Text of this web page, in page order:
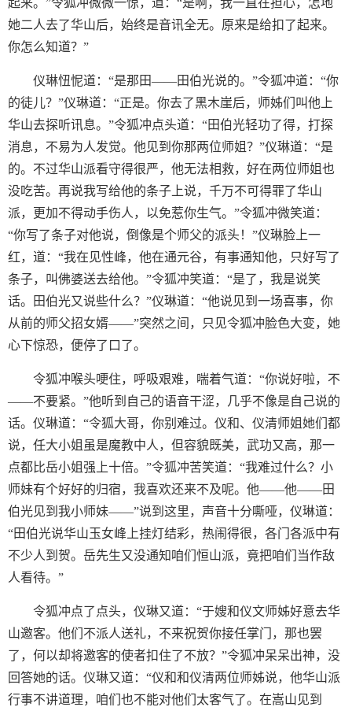
起来。”令狐冲微微一惊，道：“是啊，我一直在担心，怎地
她二人去了华山后，始终是音讯全无。原来是给扣了起来。
你怎么知道？”
仪琳忸怩道：“是那田——田伯光说的。”令狐冲道：“你
的徒儿？”仪琳道：“正是。你去了黑木崖后，师姊们叫他上
华山去探听讯息。”令狐冲点头道：“田伯光轻功了得，打探
消息，不易为人发觉。他见到你那两位师姐？”仪琳道：“是
的。不过华山派看守得很严，他无法相救，好在两位师姐也
没吃苦。再说我写给他的条子上说，千万不可得罪了华山
派，更加不得动手伤人，以免惹你生气。”令狐冲微笑道：
“你写了条子对他说，倒像是个师父的派头！”仪琳脸上一
红，道：“我在见性峰，他在通元谷，有事通知他，只好写了
条子，叫佛婆送去给他。”令狐冲笑道：“是了，我是说笑
话。田伯光又说些什么？”仪琳道：“他说见到一场喜事，你
从前的师父招女婿——”突然之间，只见令狐冲脸色大变，她
心下惊恐，便停了口了。
令狐冲喉头哽住，呼吸艰难，喘着气道：“你说好啦，不
——不要紧。”他听到自己的语音干涩，几乎不像是自己说的
话。仪琳道：“令狐大哥，你别难过。仪和、仪清师姐她们都
说，任大小姐虽是魔教中人，但容貌既美，武功又高，那一
点都比岳小姐强上十倍。”令狐冲苦笑道：“我难过什么？小
师妹有个好好的归宿，我喜欢还来不及呢。他——他——田
伯光见到我小师妹——”说到这里，声音十分嘶哑，仪琳道：
“田伯光说华山玉女峰上挂灯结彩，热闹得很，各门各派中有
不少人到贺。岳先生又没通知咱们恒山派，竟把咱们当作敌
人看待。”
令狐冲点了点头，仪琳又道：“于嫂和仪文师姊好意去华
山邀客。他们不派人送礼，不来祝贺你接任掌门，那也罢
了，何以却将邀客的使者扣住了不放？”令狐冲呆呆出神，没
回答她的话。仪琳又道：“仪和和仪清两位师姊说，他华山派
行事不讲道理，咱们也不能对他们太客气了。在嵩山见到